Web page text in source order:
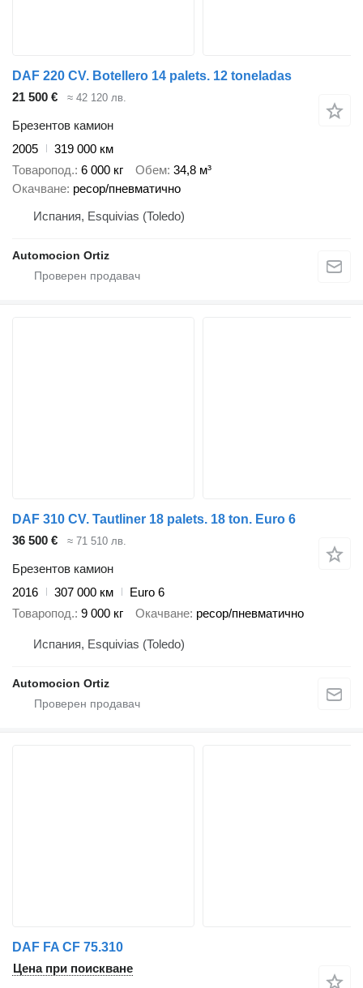
DAF 220 CV. Botellero 14 palets. 12 toneladas
21 500 €
≈ 42 120 лв.
Брезентов камион
2005
319 000 км
Товаропод. 6 000 кг Обем 34,8 м³
Окачване ресор/пневматично
Испания, Esquivias (Toledo)
Automocion Ortiz
DAF 310 CV. Tautliner 18 palets. 18 ton. Euro 6
36 500 €
≈ 71 510 лв.
Брезентов камион
2016
307 000 км
Euro 6
Товаропод. 9 000 кг Окачване ресор/пневматично
Испания, Esquivias (Toledo)
Automocion Ortiz
DAF FA CF 75.310
Цена при поискване